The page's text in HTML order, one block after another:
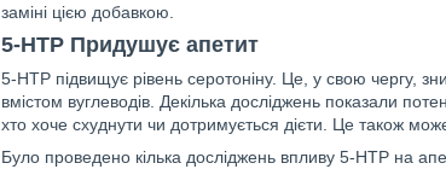
заміні цією добавкою.
5-HTP Придушує апетит
5-HTP підвищує рівень серотоніну. Це, у свою чергу,
вмістом вуглеводів. Декілька досліджень показали
хто хоче схуднути чи дотримується дієти. Це також
Було проведено кілька досліджень впливу 5-HTP на